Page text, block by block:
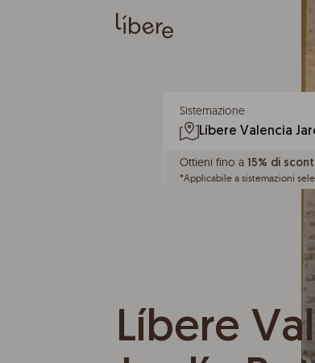
Sistemazione
Ottieni fino a 15% di
*Applicabile a sistemazioni
Líbere